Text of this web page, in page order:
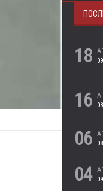
18
16
06
04